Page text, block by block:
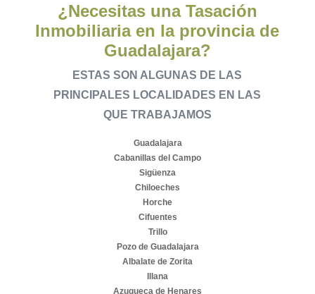
¿Necesitas una Tasación
Inmobiliaria en la provincia de
Guadalajara?
ESTAS SON ALGUNAS DE LAS
PRINCIPALES LOCALIDADES EN LAS
QUE TRABAJAMOS
Guadalajara
Cabanillas del Campo
Sigüenza
Chiloeches
Horche
Cifuentes
Trillo
Pozo de Guadalajara
Albalate de Zorita
Illana
Azuqueca de Henares